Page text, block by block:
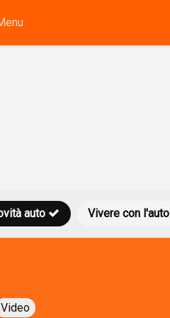
auto Vivere con l'auto
Video